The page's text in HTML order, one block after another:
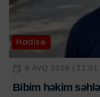
Hadisə
6 AVQ 2026 | 21:01
Bibim həkim